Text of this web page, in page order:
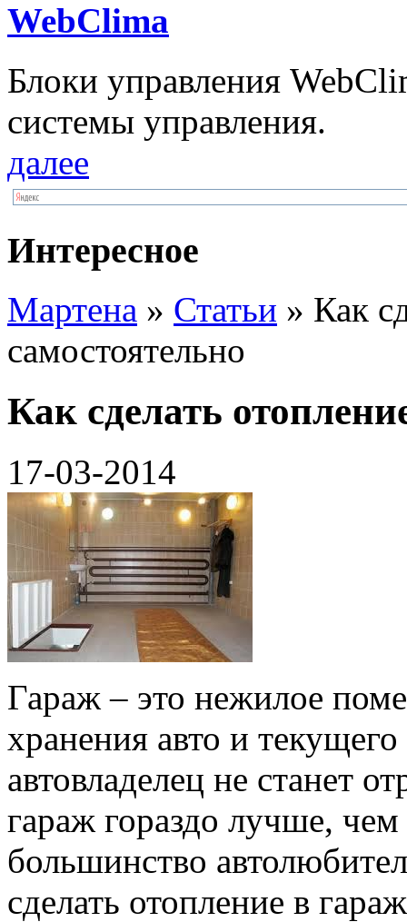
WebClima
Блоки упрaвлeния
системы управления.
далее
Интересное
Мартена » Статьи » Как
самостоятельно
Как сделать
17-03-2014
Гараж – это нежилое
хранения авто и
автовладелец не станет
гараж гораздо лучше,
большинство
сделать отопление в